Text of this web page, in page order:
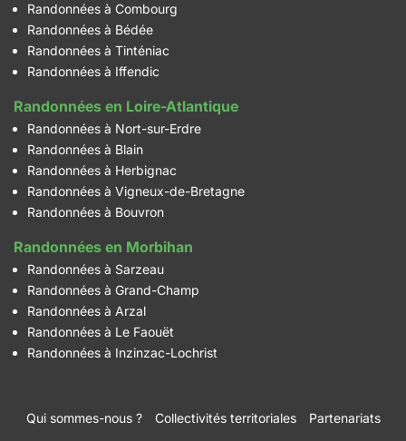
Randonnées à Combourg
Randonnées à Bédée
Randonnées à Tinténiac
Randonnées à Iffendic
Randonnées en Loire-Atlantique
Randonnées à Nort-sur-Erdre
Randonnées à Blain
Randonnées à Herbignac
Randonnées à Vigneux-de-Bretagne
Randonnées à Bouvron
Randonnées en Morbihan
Randonnées à Sarzeau
Randonnées à Grand-Champ
Randonnées à Arzal
Randonnées à Le Faouët
Randonnées à Inzinzac-Lochrist
Qui sommes-nous ? Collectivités territoriales
Partenariats